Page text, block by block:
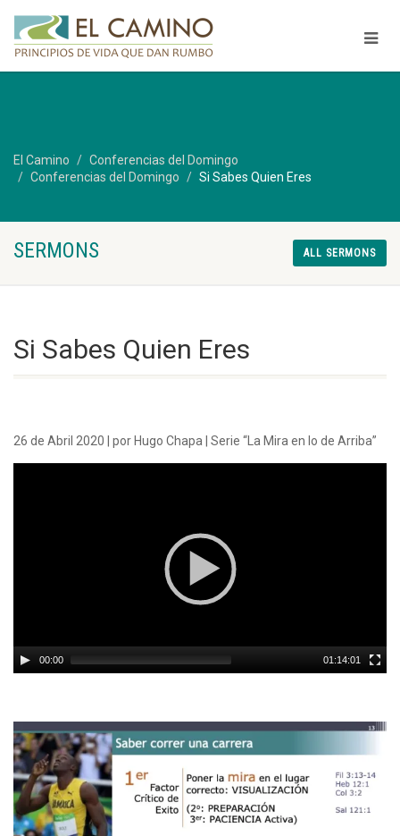
El Camino
Conferencias del Domingo
Conferencias del Domingo
Si Sabes Quien Eres
SERMONS ALL SERMONS
Si Sabes Quien Eres
26 de Abril 2020 | por Hugo Chapa | Serie “La Mira en lo de Arriba”
00:00 01:14:01